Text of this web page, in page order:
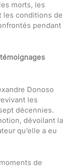
morts, les
les conditions de
pendant
Donoso
les
décennies.
dévoilant la
qu’elle a eu
de